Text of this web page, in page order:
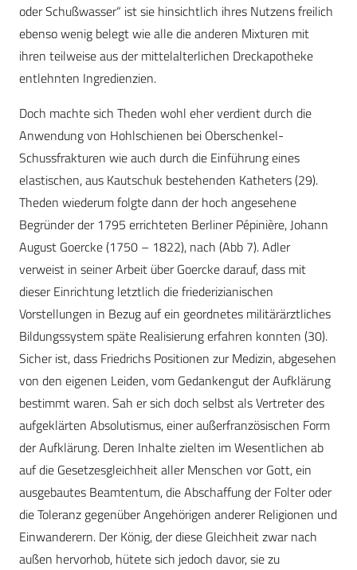
oder Schußwasser“ ist sie hinsichtlich ihres Nutzens freilich
ebenso wenig belegt wie alle die anderen Mixturen mit
ihren teilweise aus der mittelalterlichen Dreckapotheke
entlehnten Ingredienzien.
Doch machte sich Theden wohl eher verdient durch die
Anwendung von Hohlschienen bei Oberschenkel-
Schussfrakturen wie auch durch die Einführung eines
elastischen, aus Kautschuk bestehenden Katheters (29).
Theden wiederum folgte dann der hoch angesehene
Begründer der 1795 errichteten Berliner Pépinière, Johann
August Goercke (1750 – 1822), nach (Abb 7). Adler
verweist in seiner Arbeit über Goercke darauf, dass mit
dieser Einrichtung letztlich die friederizianischen
Vorstellungen in Bezug auf ein geordnetes militärärztliches
Bildungssystem späte Realisierung erfahren konnten (30).
Sicher ist, dass Friedrichs Positionen zur Medizin, abgesehen
von den eigenen Leiden, vom Gedankengut der Aufklärung
bestimmt waren. Sah er sich doch selbst als Vertreter des
aufgeklärten Absolutismus, einer außerfranzösischen Form
der Aufklärung. Deren Inhalte zielten im Wesentlichen ab
auf die Gesetzesgleichheit aller Menschen vor Gott, ein
ausgebautes Beamtentum, die Abschaffung der Folter oder
die Toleranz gegenüber Angehörigen anderer Religionen und
Einwanderern. Der König, der diese Gleichheit zwar nach
außen hervorhob, hütete sich jedoch davor, sie zu